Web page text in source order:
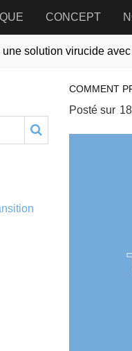
CONCEPT
solution virucide
COMMENT
Posté sur